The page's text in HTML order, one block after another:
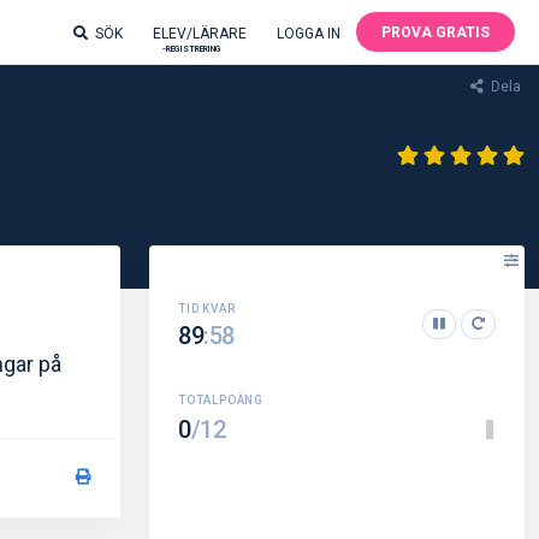
SÖK ELEV/LÄRARE
-REGISTRERING
LOGGA IN PROVA GRATIS
Dela
på
89:57
0/12